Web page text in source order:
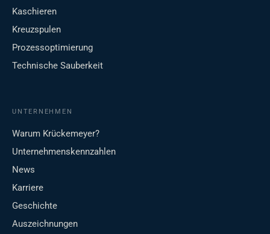
Kaschieren
Kreuzspulen
Prozessoptimierung
Technische Sauberkeit
UNTERNEHMEN
Warum Krückemeyer?
Unternehmenskennzahlen
News
Karriere
Geschichte
Auszeichnungen